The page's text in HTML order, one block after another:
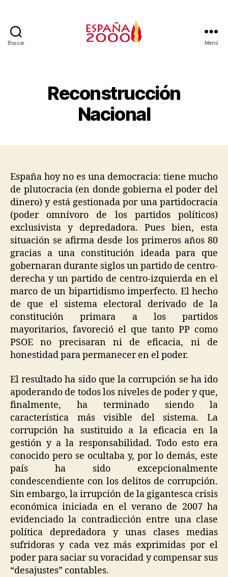
Buscar Menú
Reconstrucción
Nacional
España hoy no es una democracia: tiene mucho
de plutocracia (en donde gobierna el poder del
dinero) y está gestionada por una partidocracia
(poder omnívoro de los partidos políticos)
exclusivista y depredadora. Pues bien, esta
situación se afirma desde los primeros años 80
gracias a una constitución ideada para que
gobernaran durante siglos un partido de centro-
derecha y un partido de centro-izquierda en el
marco de un bipartidismo imperfecto. El hecho
de que el sistema electoral derivado de la
constitución primara a los partidos
mayoritarios, favoreció el que tanto PP como
PSOE no precisaran ni de eficacia, ni de
honestidad para permanecer en el poder.
El resultado ha sido que la corrupción se ha ido
apoderando de todos los niveles de poder y que,
finalmente, ha terminado siendo la
característica más visible del sistema. La
corrupción ha sustituido a la eficacia en la
gestión y a la responsabilidad. Todo esto era
conocido pero se ocultaba y, por lo demás, este
país ha sido excepcionalmente
condescendiente con los delitos de corrupción.
Sin embargo, la irrupción de la gigantesca crisis
económica iniciada en el verano de 2007 ha
evidenciado la contradicción entre una clase
política depredadora y unas clases medias
sufridoras y cada vez más exprimidas por el
poder para saciar su voracidad y compensar sus
“desajustes” contables.